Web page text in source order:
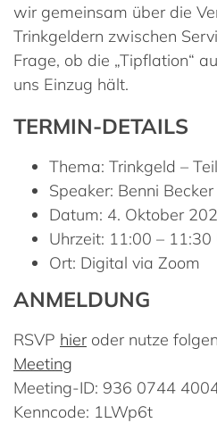
wir gemeinsam über die
Trinkgeldern zwischen
Frage, ob die „Tipflation“
uns Einzug hält.
TERMIN-DETAILS
Thema: Trinkgeld –
Speaker: Benni Becker
Datum: 4. Oktober
Uhrzeit: 11:00 – 11:30
Ort: Digital via Zoom
ANMELDUNG
RSVP hieroder nutze
Meeting
Meeting-ID: 936 0744
Kenncode: 1LWp6t